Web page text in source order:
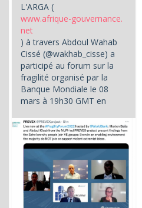
L'ARGA (
www.afrique-gouvernance.
net
) à travers Abdoul Wahab
Cissé (@wakhab_cisse) a
participé au forum sur la
fragilité organisé par la
Banque Mondiale le 08
mars à 19h30 GMT en